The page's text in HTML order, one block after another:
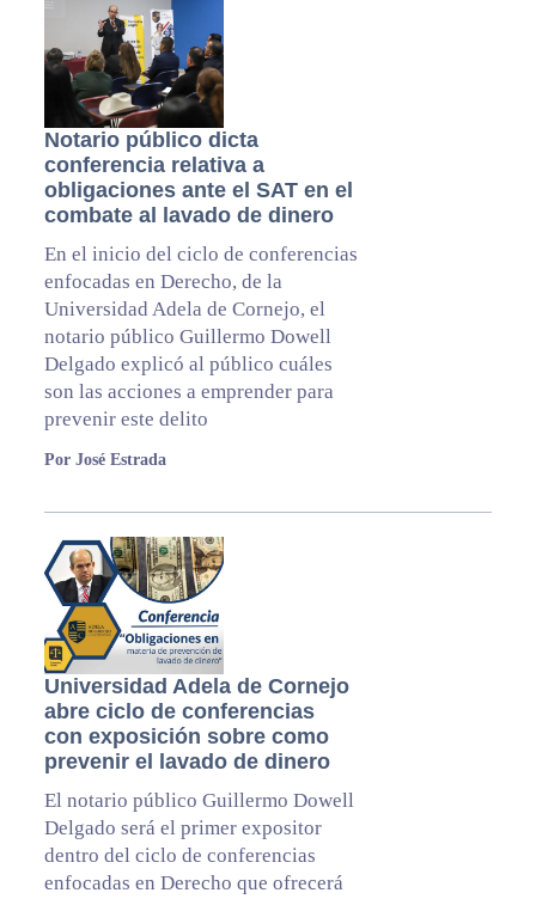
Notario público dicta
conferencia relativa a
obligaciones ante el SAT en el
combate al lavado de dinero
En el inicio del ciclo de conferencias
enfocadas en Derecho, de la
Universidad Adela de Cornejo, el
notario público Guillermo Dowell
Delgado explicó al público cuáles
son las acciones a emprender para
prevenir este delito
Por José Estrada
Universidad Adela de Cornejo
abre ciclo de conferencias
con exposición sobre como
prevenir el lavado de dinero
El notario público Guillermo Dowell
Delgado será el primer expositor
dentro del ciclo de conferencias
enfocadas en Derecho que ofrecerá